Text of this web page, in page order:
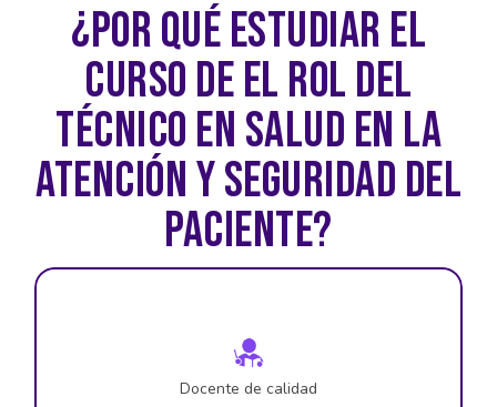
¿POR QUÉ ESTUDIAR EL
CURSO DE EL ROL DEL
TÉCNICO EN SALUD EN LA
ATENCIÓN Y SEGURIDAD DEL
PACIENTE?
Docente de calidad